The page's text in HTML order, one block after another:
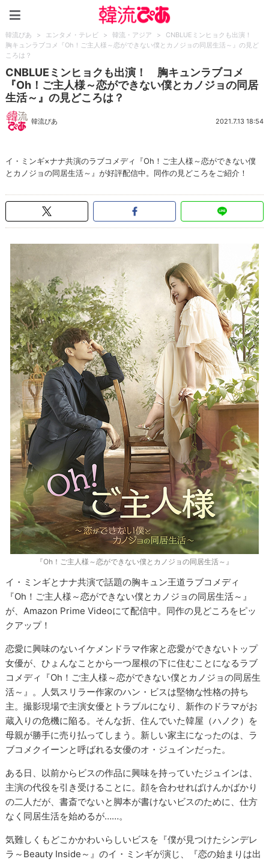
韓流ぴあ > エンタメ・テレビ > 韓流・アジア >
CNBLUEミンヒョクも出演！
胸キュンラブコメ『Oh！ご主人様～恋ができない僕とカノジョの同居生活～』の見ど
ころは？
CNBLUEミンヒョクも出演！ 胸キュンラブコメ
『Oh！ご主人様～恋ができない僕とカノジョの同居
生活～』の見どころは？
韓流ぴあ 2021.7.13 18:54
イ・ミンギ×ナナ共演のラブコメディ『Oh！ご主人様～恋ができない僕
とカノジョの同居生活～』が好評配信中。同作の見どころをご紹介！
『Oh！ご主人様～恋ができない僕とカノジョの同居生活～』
イ・ミンギとナナ共演で話題の胸キュン王道ラブコメディ
『Oh！ご主人様～恋ができない僕とカノジョの同居生活～』
が、Amazon Prime Videoにて配信中。同作の見どころをピッ
クアップ！
恋愛に興味のないイケメンドラマ作家と恋愛ができないトップ
女優が、ひょんなことから一つ屋根の下に住むことになるラブ
コメディ『Oh！ご主人様～恋ができない僕とカノジョの同居生
活～』。人気スリラー作家のハン・ビスは堅物な性格の持ち
主。撮影現場で主演女優とトラブルになり、新作のドラマがお
蔵入りの危機に陥る。そんな折、住んでいた韓屋（ハノク）を
母親が勝手に売り払ってしまう。新しい家主になったのは、ラ
ブコメクイーンと呼ばれる女優のオ・ジュインだった。
ある日、以前からビスの作品に興味を持っていたジュインは、
主演の代役を引き受けることに。顔を合わせればけんかばかり
の二人だが、書斎でないと脚本が書けないビスのために、仕方
なく同居生活を始めるが……。
気難しくもどこかかわいらしいビスを『僕が見つけたシンデレ
ラ～Beauty Inside～』のイ・ミンギが演じ、『恋の始まりは出